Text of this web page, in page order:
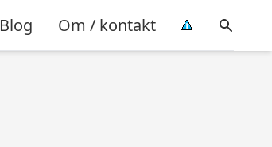
Blog Om / kontakt